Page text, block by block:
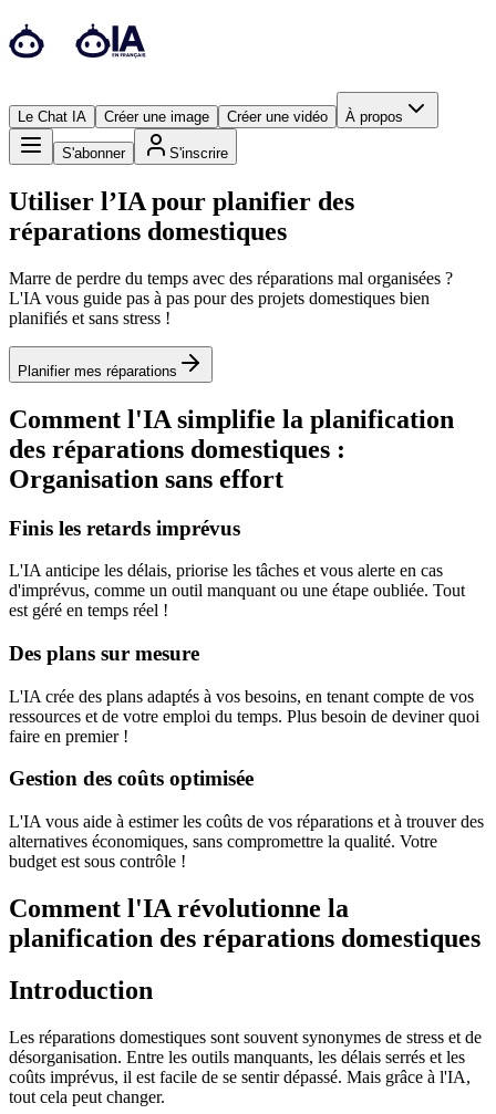
Le Chat IA Créer une image Créer une vidéo À propos
S'abonner S'inscrire
Utiliser l’IA pour planifier des
réparations domestiques
Marre de perdre du temps avec des réparations mal organisées ?
L'IA vous guide pas à pas pour des projets domestiques bien
planifiés et sans stress !
Planifier mes réparations
Comment l'IA simplifie la planification
des réparations domestiques :
Organisation sans effort
Finis les retards imprévus
L'IA anticipe les délais, priorise les tâches et vous alerte en cas
d'imprévus, comme un outil manquant ou une étape oubliée. Tout
est géré en temps réel !
Des plans sur mesure
L'IA crée des plans adaptés à vos besoins, en tenant compte de vos
ressources et de votre emploi du temps. Plus besoin de deviner quoi
faire en premier !
Gestion des coûts optimisée
L'IA vous aide à estimer les coûts de vos réparations et à trouver des
alternatives économiques, sans compromettre la qualité. Votre
budget est sous contrôle !
Comment l'IA révolutionne la
planification des réparations domestiques
Introduction
Les réparations domestiques sont souvent synonymes de stress et de
désorganisation. Entre les outils manquants, les délais serrés et les
coûts imprévus, il est facile de se sentir dépassé. Mais grâce à l'IA,
tout cela peut changer.